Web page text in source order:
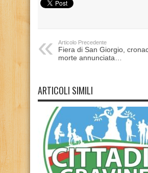
Articolo Precedente
Fiera di San Giorgio,
morte annunciata…
ARTICOLI SIMILI